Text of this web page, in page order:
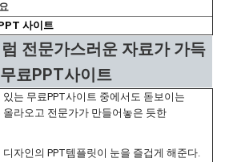
사이트
전문가스러운 자료가 가득
료PPT사이트
는 무료PPT사이트 중에서도 돋보이는
라오고 전문가가 만들어놓은 듯한
자인의 PPT템플릿이 눈을 즐겁게 해준다.